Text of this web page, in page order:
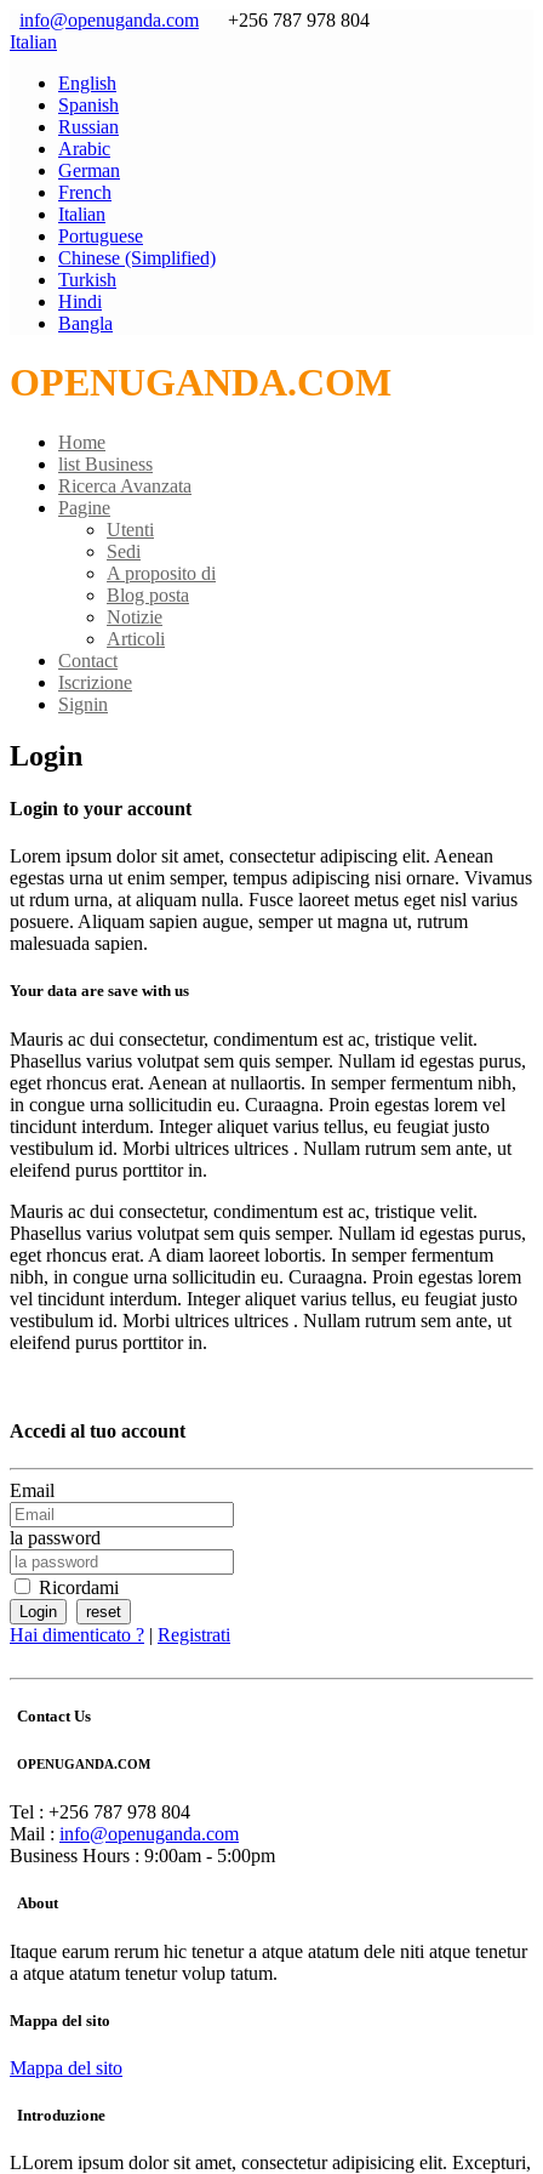
info@openuganda.com
+256 787 978 804
Italian
English
Spanish
Russian
Arabic
German
French
Italian
Portuguese
Chinese (Simplified)
Turkish
Hindi
Bangla
OPENUGANDA.COM
Home
list Business
Ricerca Avanzata
Pagine
Utenti
Sedi
A proposito di
Blog posta
Notizie
Articoli
Contact
Iscrizione
Signin
Login
Login to your account
Lorem ipsum dolor sit amet, consectetur adipiscing elit. Aenean
egestas urna ut enim semper, tempus adipiscing nisi ornare. Vivamus
ut rdum urna, at aliquam nulla. Fusce laoreet metus eget nisl varius
posuere. Aliquam sapien augue, semper ut magna ut, rutrum
malesuada sapien.
Your data are save with us
Mauris ac dui consectetur, condimentum est ac, tristique velit.
Phasellus varius volutpat sem quis semper. Nullam id egestas purus,
eget rhoncus erat. Aenean at nullaortis. In semper fermentum nibh,
in congue urna sollicitudin eu. Curaagna. Proin egestas lorem vel
tincidunt interdum. Integer aliquet varius tellus, eu feugiat justo
vestibulum id. Morbi ultrices ultrices . Nullam rutrum sem ante, ut
eleifend purus porttitor in.
Mauris ac dui consectetur, condimentum est ac, tristique velit.
Phasellus varius volutpat sem quis semper. Nullam id egestas purus,
eget rhoncus erat. A diam laoreet lobortis. In semper fermentum
nibh, in congue urna sollicitudin eu. Curaagna. Proin egestas lorem
vel tincidunt interdum. Integer aliquet varius tellus, eu feugiat justo
vestibulum id. Morbi ultrices ultrices . Nullam rutrum sem ante, ut
eleifend purus porttitor in.
Accedi al tuo account
Email
la password
Ricordami
Login reset
Hai dimenticato ? | Registrati
Contact Us
OPENUGANDA.COM
Tel : +256 787 978 804
Mail : info@openuganda.com
Business Hours : 9:00am - 5:00pm
About
Itaque earum rerum hic tenetur a atque atatum dele niti atque tenetur
a atque atatum tenetur volup tatum.
Mappa del sito
Mappa del sito
Introduzione
LLorem ipsum dolor sit amet, consectetur adipisicing elit. Excepturi,